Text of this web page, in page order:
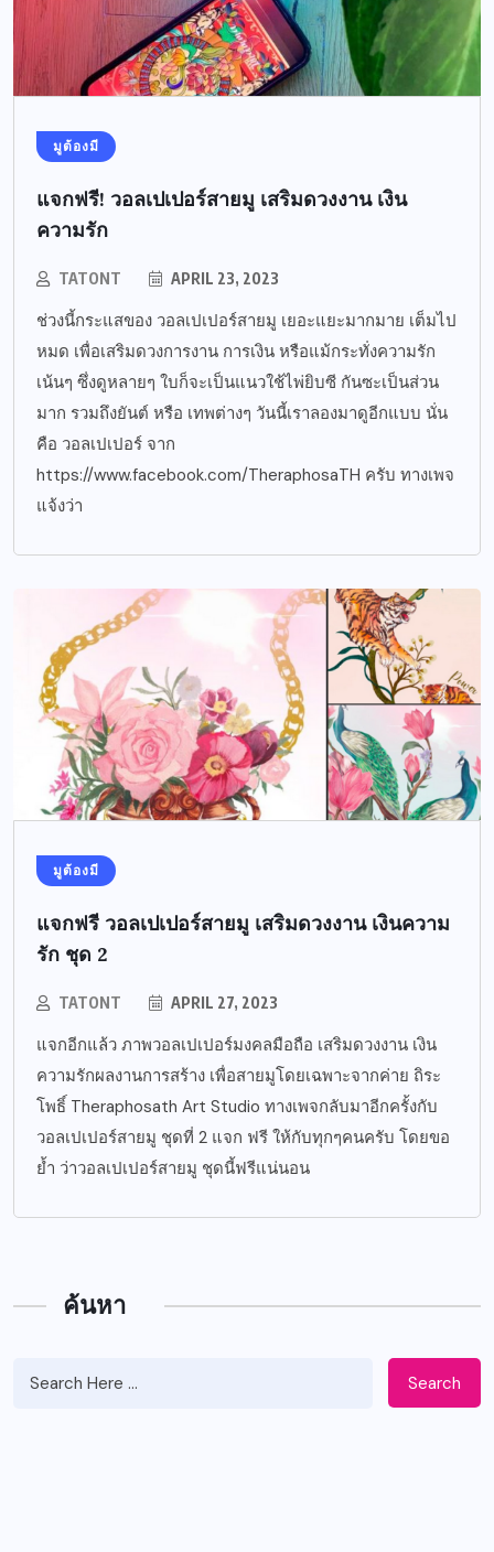
มูต้องมี
แจกฟรี! วอลเปเปอร์สายมู เสริมดวงงาน เงิน
ความรัก
TATONT APRIL 23, 2023
ช่วงนี้กระแสของ วอลเปเปอร์สายมู เยอะแยะมากมาย เต็มไป
หมด เพื่อเสริมดวงการงาน การเงิน หรือแม้กระทั่งความรัก
เน้นๆ ซึ่งดูหลายๆ ใบก็จะเป็นแนวใช้ไพ่ยิบซี กันซะเป็นส่วน
มาก รวมถึงยันต์ หรือ เทพต่างๆ วันนี้เราลองมาดูอีกแบบ นั่น
คือ วอลเปเปอร์ จาก
https://www.facebook.com/TheraphosaTH ครับ ทางเพจ
แจ้งว่า
มูต้องมี
แจกฟรี วอลเปเปอร์สายมู เสริมดวงงาน เงินความ
รัก ชุด 2
TATONT APRIL 27, 2023
แจกอีกแล้ว ภาพวอลเปเปอร์มงคลมือถือ เสริมดวงงาน เงิน
ความรักผลงานการสร้าง เพื่อสายมูโดยเฉพาะจากค่าย ถิระ
โพธิ์ Theraphosath Art Studio ทางเพจกลับมาอีกครั้งกับ
วอลเปเปอร์สายมู ชุดที่ 2 แจก ฟรี ให้กับทุกๆคนครับ โดยขอ
ย้ำ ว่าวอลเปเปอร์สายมู ชุดนี้ฟรีแน่นอน
ค้นหา
Search